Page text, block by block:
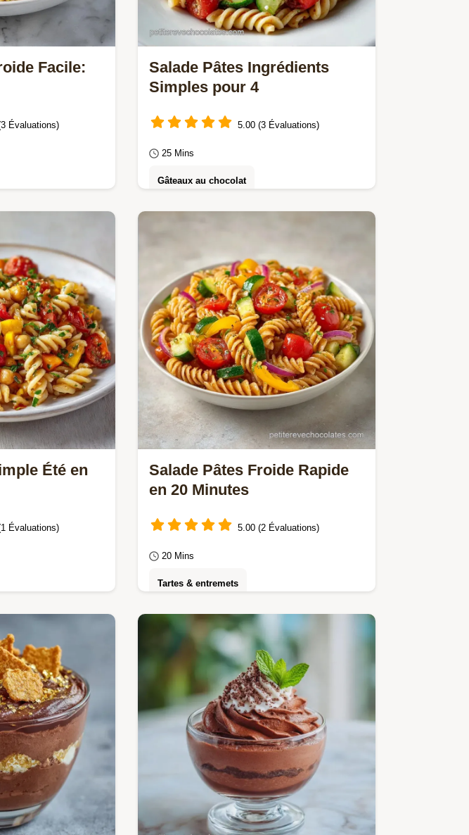
Facile:
Évaluations)
facile est
avec notre
Salade Pâtes Ingrédients
Simples pour 4
5.00 (3 Évaluations)
25 Mins
Gâteaux au chocolat
Une Salade pâtes ingrédients simples
avec un tableau de substitutions
budget pour…
Été en
Évaluations)
pâtes simple été
salade de pâtes
guide de timing
Salade Pâtes Froide Rapide
en 20 Minutes
5.00 (2 Évaluations)
20 Mins
Tartes & entremets
Cette Salade pâtes froide rapide est
idéale pour le midi. Découvrez une
recette salade de pâtes froide avec
notre guide de timing…